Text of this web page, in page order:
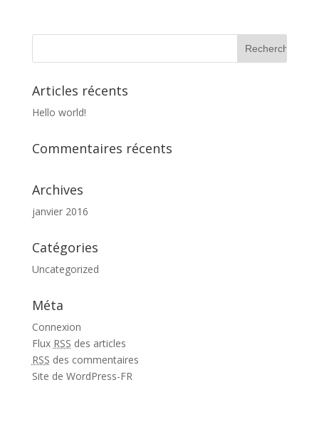
Articles récents
Hello world!
Commentaires récents
Archives
janvier 2016
Catégories
Uncategorized
Méta
Connexion
Flux RSS des articles
RSS des commentaires
Site de WordPress-FR